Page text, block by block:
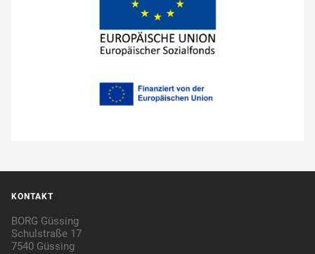
KONTAKT
BORG Güssing
Schulstraße 17
7540 Güssing